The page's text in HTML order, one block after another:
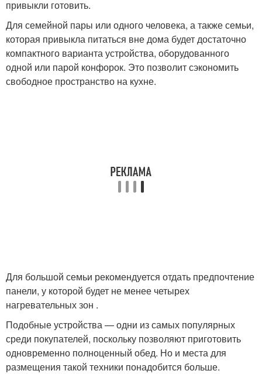
привыкли готовить.
Для семейной пары или одного человека, а также семьи,
которая привыкла питаться вне дома будет достаточно
компактного варианта устройства, оборудованного
одной или парой конфорок. Это позволит сэкономить
свободное пространство на кухне.
Для большой семьи рекомендуется отдать предпочтение
панели, у которой будет не менее четырех
нагревательных зон .
Подобные устройства — одни из самых популярных
среди покупателей, поскольку позволяют приготовить
одновременно полноценный обед. Но и места для
размещения такой техники понадобится больше.